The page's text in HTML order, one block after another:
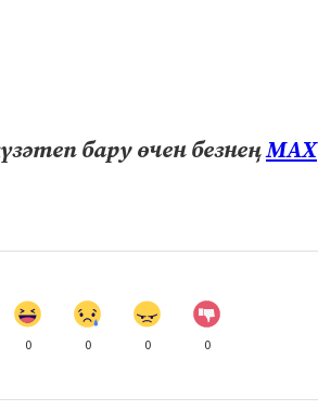
бару өчен безнеңМАХ
0 0 0 0